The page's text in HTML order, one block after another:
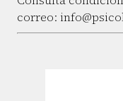
correo: